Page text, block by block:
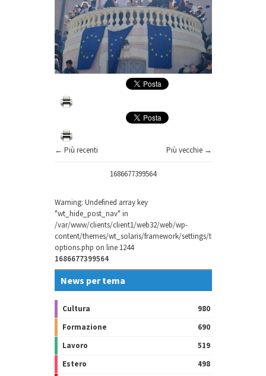
← Più recenti Più vecchie →
1686677399564
Warning: Undefined array key
"wt_hide_post_nav" in
/var/www/clients/client1/web32/web/wp-
content/themes/wt_solaris/framework/settings/theme-
options.php on line 1244
1686677399564
News per tema
Cultura
980
Formazione
690
Lavoro
519
Estero
498